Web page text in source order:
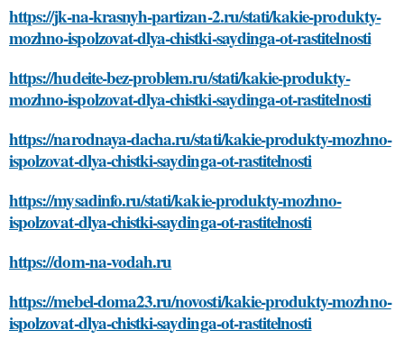
https://jk-na-krasnyh-partizan-2.ru/stati/kakie-produkty-
mozhno-ispolzovat-dlya-chistki-saydinga-ot-rastitelnosti
https://hudeite-bez-problem.ru/stati/kakie-produkty-
mozhno-ispolzovat-dlya-chistki-saydinga-ot-rastitelnosti
https://narodnaya-dacha.ru/stati/kakie-produkty-mozhno-
ispolzovat-dlya-chistki-saydinga-ot-rastitelnosti
https://mysadinfo.ru/stati/kakie-produkty-mozhno-
ispolzovat-dlya-chistki-saydinga-ot-rastitelnosti
https://dom-na-vodah.ru
https://mebel-doma23.ru/novosti/kakie-produkty-mozhno-
ispolzovat-dlya-chistki-saydinga-ot-rastitelnosti